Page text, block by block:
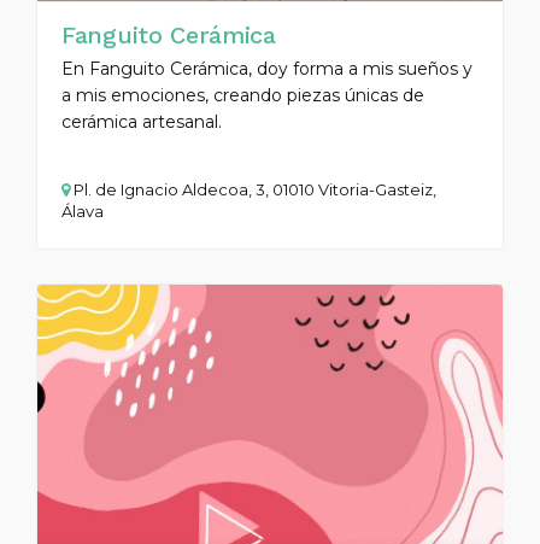
Fanguito Cerámica
En Fanguito Cerámica, doy forma a mis sueños y
a mis emociones, creando piezas únicas de
cerámica artesanal.
Pl. de Ignacio Aldecoa, 3, 01010 Vitoria-Gasteiz,
Álava